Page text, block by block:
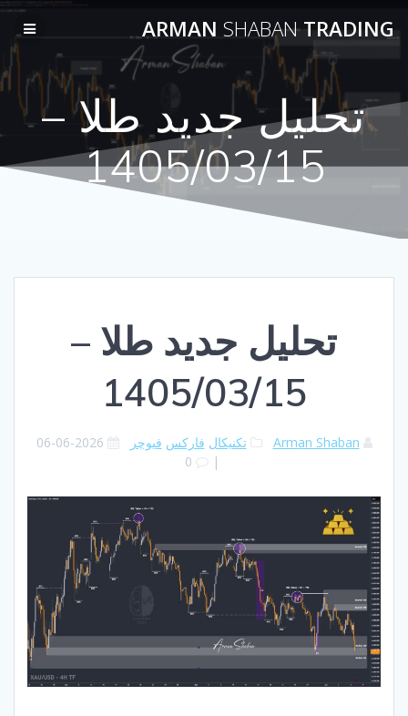
to
content
ARMAN SHABANTRADING
تحلیل جدید طلا –
1405/03/15
تحلیل جدید طلا –
1405/03/15
Arman Shaban تکنیکال فارکس فیوچر
2026-06-06
|
0